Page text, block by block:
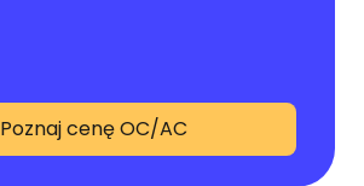
Poznaj cenę OC/AC